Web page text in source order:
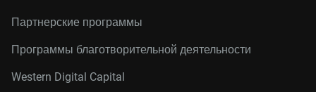
Партнерские программы
Программы благотворительной деятельности
Western Digital Capital